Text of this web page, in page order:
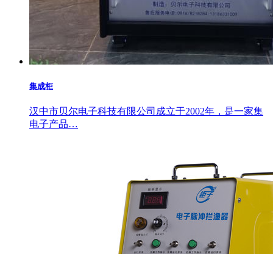
集成柜
汉中市贝尔电子科技有限公司成立于2002年，是一家集
电子产品…